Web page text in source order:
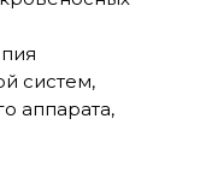
систем,
аппарата,